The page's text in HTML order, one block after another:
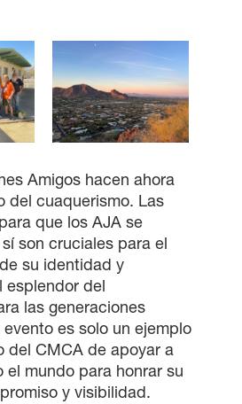
Amigos hacen ahora
del cuaquerismo. Las
que los AJA se
son cruciales para el
su identidad y
esplendor del
las generaciones
es solo un ejemplo
del CMCA de apoyar a
el mundo para honrar su
y visibilidad.